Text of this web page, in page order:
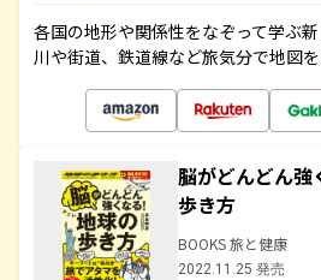
各国の地形や関係性をなぞって学ぶ新
川や街道、鉄道線など旅気分で地図
脳がどんどん強
歩き方
BOOKS 旅と健康
2022.11.25 発売